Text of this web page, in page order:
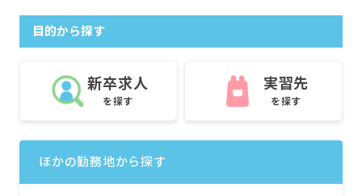
目的から探す
新卒求人
を探す
実習先
を探す
ほかの勤務地から探す